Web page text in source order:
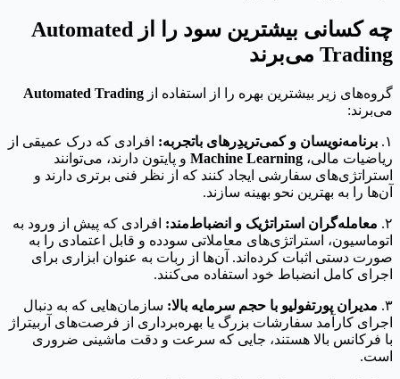
چه کسانی بیشترین سود را از Automated
Trading می‌برند
گروه‌های زیر بیشترین بهره را از استفاده از Automated Trading
می‌برند:
۱. برنامه‌نویسان و کمی‌تریدِرهای باتجربه: افرادی که درک عمیقی از
ریاضیات مالی، Machine Learning و پایتون دارند، می‌توانند
استراتژی‌های سفارشی ایجاد کنند که از نظر فنی برتری دارند و
آن‌ها را به بهترین نحو بهینه سازند.
۲. معامله‌گران استراتژیک و انضباط‌مند: افرادی که پیش از ورود به
اتوماسیون، استراتژی‌های معاملاتی سودده و قابل اعتمادی را به
صورت دستی اثبات کرده‌اند. آن‌ها از ربات به عنوان ابزاری برای
اجرای کامل انضباط خود استفاده می‌کنند.
۳. مدیران پورتفولیو با حجم سرمایه بالا: سازمان‌هایی که به دنبال
اجرای کارآمد سفارشات بزرگ یا بهره‌برداری از فرصت‌های آربیتراژ
با فرکانس بالا هستند، جایی که سرعت و دقت ماشینی ضروری
است.